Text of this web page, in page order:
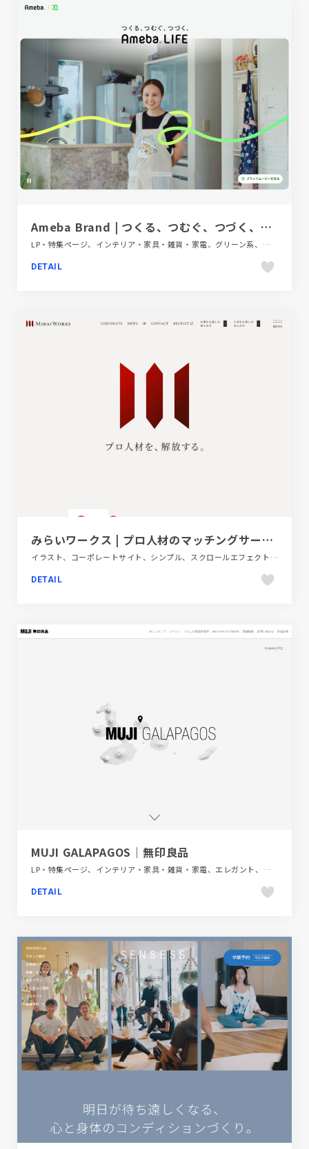
Ameba Brand | つくる、つむぐ、つづく、Ameba LIFE
LP・特集ページ、インテリア・家具・雑貨・家電、グリーン系、シンプル、デザイン・アート・音楽・文芸、ナチュラル、ファッション・ビューティー、ホワイト系、モーション多め、大きめ写真
DETAIL
みらいワークス | プロ人材のマッチングサービス・転職支援
イラスト、コーポレートサイト、シンプル、スクロールエフェクト、スタイリッシュ、タイポグラフィー、フラットデザイン、ブランド・サービスサイト、ポップ、レッド系、金融・法律・人材・専門職
DETAIL
MUJI GALAPAGOS｜無印良品
LP・特集ページ、インテリア・家具・雑貨・家電、エレガント、グレー系、コーポレートサイト、シンプル、スクロールエフェクト、スタイリッシュ、ブラック系 、ホワイト系、モーション多め、大きめ写真、第一次産業・SDGs・地方創生
DETAIL